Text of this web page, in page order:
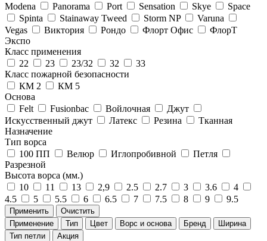
Modena
Panorama Port Sensation Skye
Space
Spinta
Stainaway Tweed Storm NP
Varuna
Vegas
Виктория Рондо Флорт Офис
ФлорТ
Экспо
Класс применения
22
23 23/32 32
33
Класс пожарной безопасности
КМ 2
КМ 5
Основа
Felt
Fusionbac Войлочная
Джут
Искусственный джут
Латекс Резина
Тканная
Назначение
Тип ворса
100 ПП
Велюр Иглопробивной
Петля
Разрезной
Высота ворса (мм.)
10
11 13 2,9 2.5 2.7 3 3.6
4
4.5
5 5.5 6 6.5 7 7.5 8 9 9.5
Применить
Очистить
Применение
Тип Цвет Ворс и основа Бренд
Ширина
Тип петли
Акция